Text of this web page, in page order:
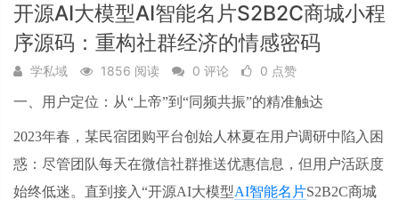
开源AI大模型AI智能名片S2B2C商城小程
序源码：重构社群经济的情感密码
学私域 1856 阅读 0 评论 0 点赞
一、用户定位：从“上帝”到“同频共振”的精准触达
2023年春，某民宿团购平台创始人林夏在用户调研中陷入困
惑：尽管团队每天在微信社群推送优惠信息，但用户活跃度
始终低迷。直到接入“开源AI大模型AI智能名片S2B2C商城